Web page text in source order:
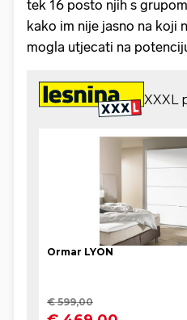
tek 16 posto njih s
kako im nije jasno na koji
mogla utjecati na